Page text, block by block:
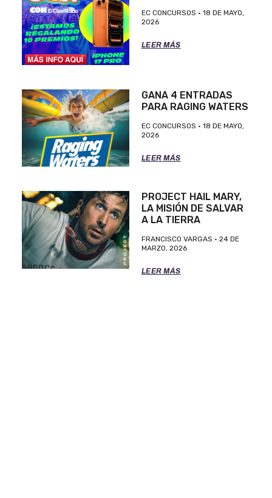
EC CONCURSOS
18 DE MAYO,
2026
LEER MÁS
GANA 4 ENTRADAS
PARA RAGING WATERS
EC CONCURSOS
18 DE MAYO,
2026
LEER MÁS
PROJECT HAIL MARY,
LA MISIÓN DE SALVAR
A LA TIERRA
FRANCISCO VARGAS
24 DE
MARZO, 2026
LEER MÁS